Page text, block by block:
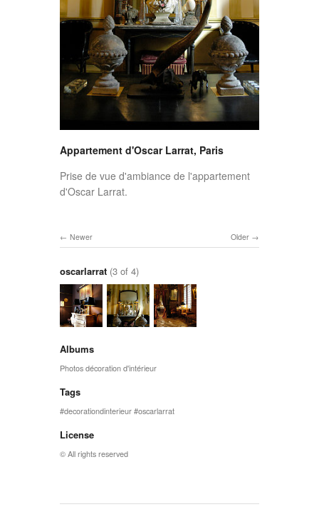
Appartement d'Oscar Larrat, Paris
Prise de vue d'ambiance de l'appartement
d'Oscar Larrat.
Older
Newer
oscarlarrat (3 of 4)
Albums
Photos décoration d'intérieur
Tags
decorationdinterieur oscarlarrat
License
© All rights reserved